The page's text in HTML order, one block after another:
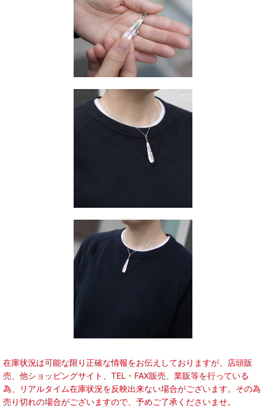
在庫状況は可能な限り正確な情報をお伝えしておりますが、店頭販
売、他ショッピングサイト、TEL・FAX販売、業販等を行っている
為、リアルタイム在庫状況を反映出来ない場合がございます。その為
売り切れの場合がございますので、予めご了承くださいませ。